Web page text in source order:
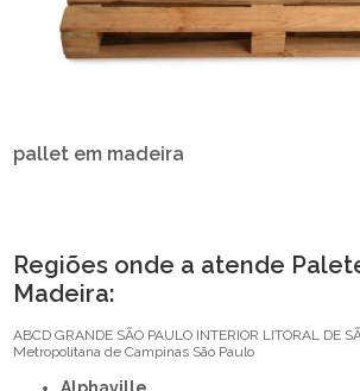
pallet em madeira
Regiões onde a atende
Madeira:
ABCD GRANDE SÃO PAULO INTERIOR LITORAL DE
Metropolitana de Campinas São Paulo